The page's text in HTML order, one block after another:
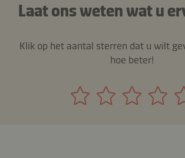
Laat ons weten wat u
Klik op het aantal sterren dat u wilt
hoe beter!